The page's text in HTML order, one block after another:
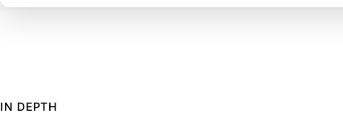
IN DEPTH